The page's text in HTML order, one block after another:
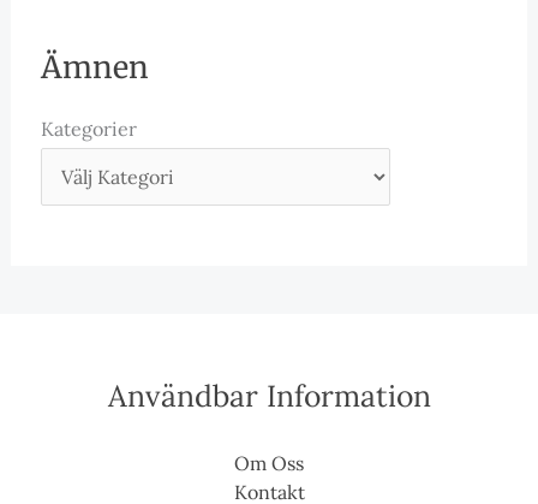
Ämnen
Kategorier
Användbar Information
Om Oss
Kontakt